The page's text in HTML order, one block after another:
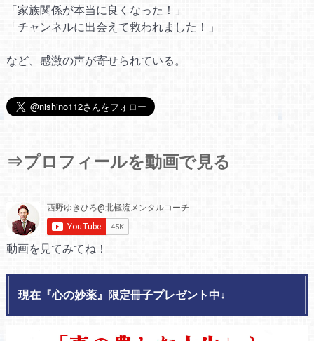
「家族関係が本当に良くなった！」
「チャンネルに出会えて救われました！」
など、感激の声が寄せられている。
⇒プロフィールを動画で見る
動画を見てみてね！
現在『心の妙薬』限定冊子プレゼント中↓